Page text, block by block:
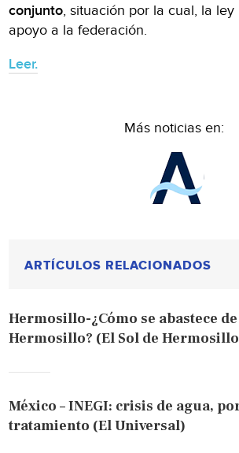
conjunto, situación por la cual, la
apoyo a la federación.
Leer.
Más noticias en:
ARTÍCULOS RELACIONADOS
Hermosillo-¿Cómo se abastece
Hermosillo? (El Sol de
México – INEGI: crisis de agua,
tratamiento (El Universal)